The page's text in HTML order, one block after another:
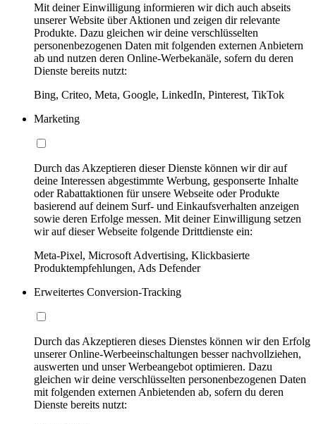
Mit deiner Einwilligung informieren wir dich auch abseits
unserer Website über Aktionen und zeigen dir relevante
Produkte. Dazu gleichen wir deine verschlüsselten
personenbezogenen Daten mit folgenden externen Anbietern
ab und nutzen deren Online-Werbekanäle, sofern du deren
Dienste bereits nutzt:
Bing, Criteo, Meta, Google, LinkedIn, Pinterest, TikTok
Marketing
Durch das Akzeptieren dieser Dienste können wir dir auf
deine Interessen abgestimmte Werbung, gesponserte Inhalte
oder Rabattaktionen für unsere Webseite oder Produkte
basierend auf deinem Surf- und Einkaufsverhalten anzeigen
sowie deren Erfolge messen. Mit deiner Einwilligung setzen
wir auf dieser Webseite folgende Drittdienste ein:
Meta-Pixel, Microsoft Advertising, Klickbasierte
Produktempfehlungen, Ads Defender
Erweitertes Conversion-Tracking
Durch das Akzeptieren dieses Dienstes können wir den Erfolg
unserer Online-Werbeeinschaltungen besser nachvollziehen,
auswerten und unser Werbeangebot optimieren. Dazu
gleichen wir deine verschlüsselten personenbezogenen Daten
mit folgenden externen Anbietenden ab, sofern du deren
Dienste bereits nutzt: